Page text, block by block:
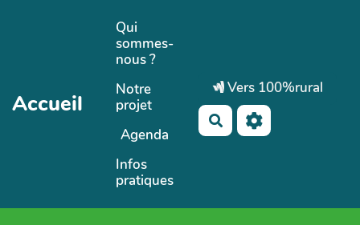
Aller au contenu principal
Accueil
Qui
sommes-
nous ?
Notre
projet
Agenda
Infos
pratiques
Vers 100%rural
Rechercher